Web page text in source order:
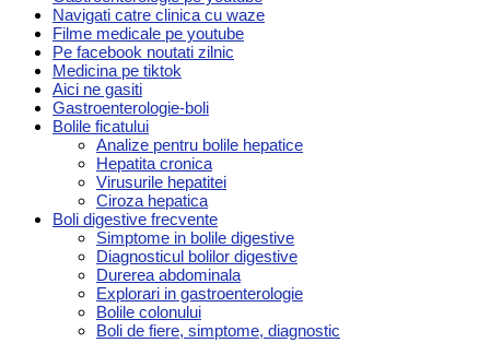
Navigati catre clinica cu waze
Filme medicale pe youtube
Pe facebook noutati zilnic
Medicina pe tiktok
Aici ne gasiti
Gastroenterologie-boli
Bolile ficatului
Analize pentru bolile hepatice
Hepatita cronica
Virusurile hepatitei
Ciroza hepatica
Boli digestive frecvente
Simptome in bolile digestive
Diagnosticul bolilor digestive
Durerea abdominala
Explorari in gastroenterologie
Bolile colonului
Boli de fiere, simptome, diagnostic